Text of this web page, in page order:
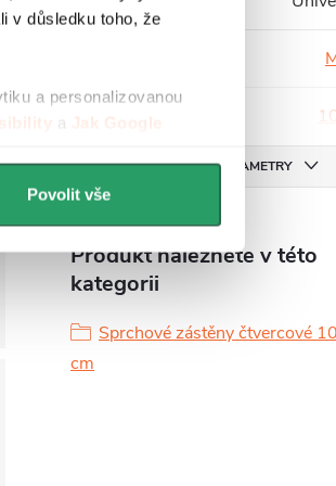
v důsledku toho, že
a personalizovanou
a Jak Google
Povolit vše
Šířka:
VŠECHNY PARAMETRY
Produkt naleznete v této
kategorii
Sprchové zástěny čtvercové
cm